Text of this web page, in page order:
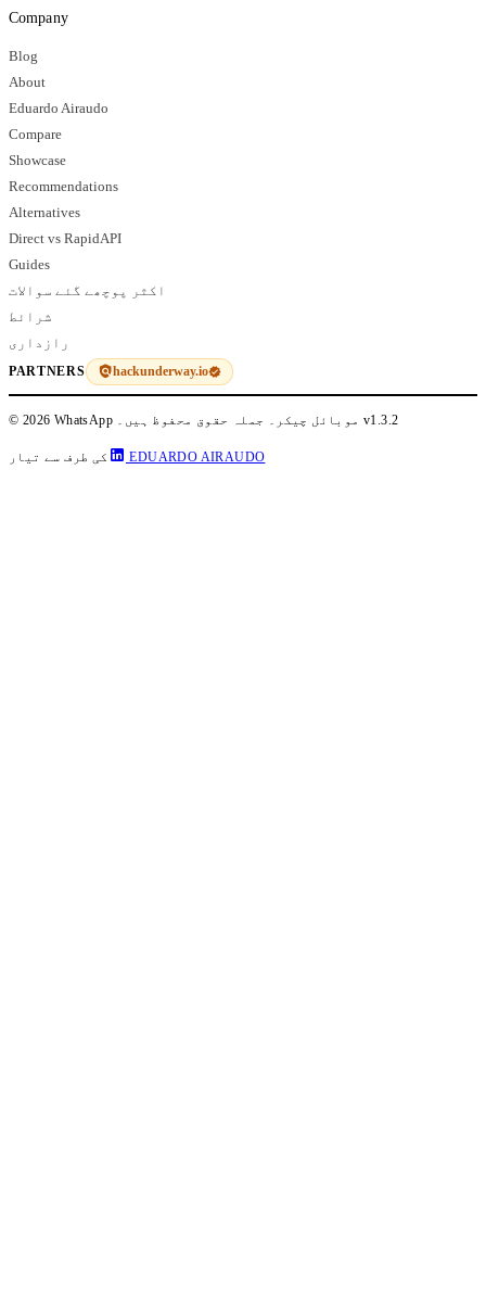
Company
Blog
About
Eduardo Airaudo
Compare
Showcase
Recommendations
Alternatives
Direct vs RapidAPI
Guides
اکثر پوچھے گئے سوالات
شرائط
رازداری
PARTNERS hackunderway.io
© 2026 WhatsApp موبائل چیکر۔ جملہ حقوق محفوظ ہیں۔v1.3.2
کی طرف سے تیار EDUARDO AIRAUDO